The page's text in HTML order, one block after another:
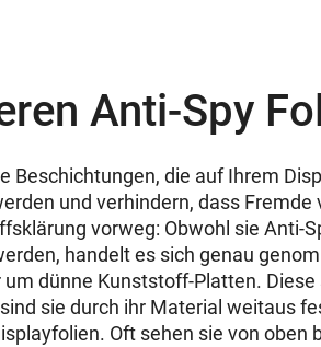
Anti-Spy
Beschichtungen, die auf Ihrem
und verhindern, dass Fremde
vorweg: Obwohl sie Anti-
handelt es sich genau
dünne Kunststoff-Platten. Diese
sie durch ihr Material weitaus
Oft sehen sie von oben